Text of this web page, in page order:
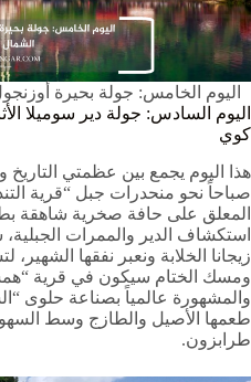
اليوم الخامس: جولة بحيرة
اليوم السادس: جولة دير سوميلا
كوي
هذا اليوم يجمع بين عظمتي
صباحاً نحو منحدرات جبل “قرية
المعلق على حافة صخرية شاهقة
استكشاف الدير والممرات
زيجانا الخلابة ونعبر نفقها الشهير،
ومسك الختام سيكون في قرية
والمشهورة عالمياً بصناعة حلوى
طعمها الأصيل والطازج وسط
طرابزون.